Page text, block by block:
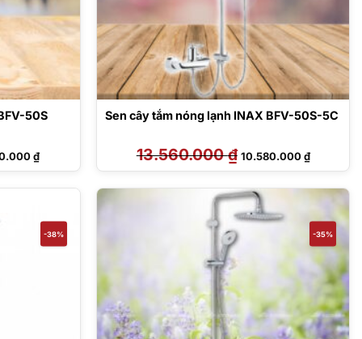
50S
₫Giá
hiện
tại
10.410.000 ₫.
Sen cây tắm nóng lạnh INAX BFV-50S-5C
13.560.000₫ Giá
gốc
là:
10.580.000₫Giá
hiện
tại
-38% -35%